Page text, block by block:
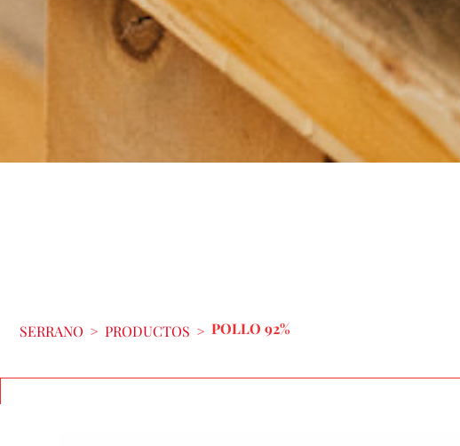
SERRANO > PRODUCTOS > POLLO 92%